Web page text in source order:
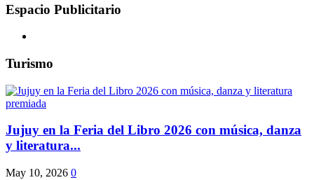
Espacio Publicitario
Turismo
Jujuy en la Feria del Libro 2026 con música, danza
y literatura...
May 10, 2026 0